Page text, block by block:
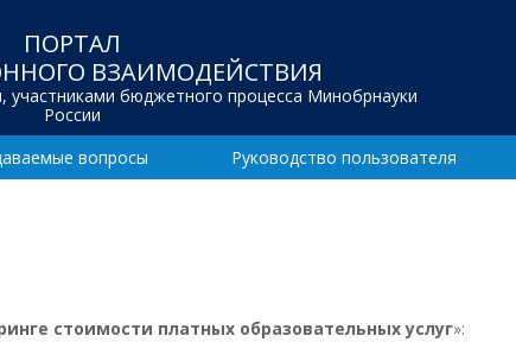
ПОРТАЛ
ВЗАИМОДЕЙСТВИЯ
участниками бюджетного процесса Минобрнауки
России
вопросы Руководство пользователя
стоимости платных образовательных услуг»: